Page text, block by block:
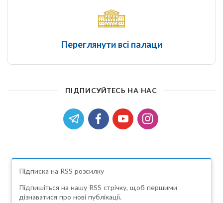
Переглянути всі палаци
ПІДПИСУЙТЕСЬ НА НАС
Підписка на RSS розсилку
Підпишіться на нашу RSS стрічку, щоб першими
дізнаватися про нові публікації.